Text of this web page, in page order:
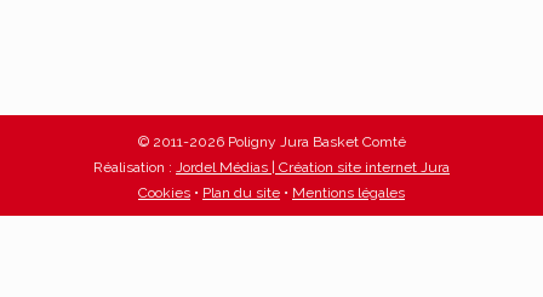
© 2011-2026 Poligny Jura Basket Comté
Réalisation : Jordel Médias | Création site internet Jura
Cookies • Plan du site • Mentions légales